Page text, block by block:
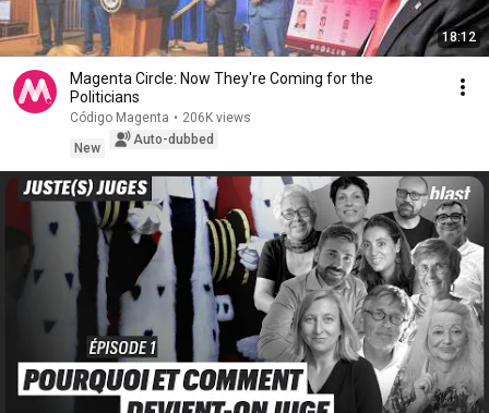
18:12
Magenta Circle: Now They're Coming for the
Politicians
Código Magenta • 206K views
New
Auto-dubbed